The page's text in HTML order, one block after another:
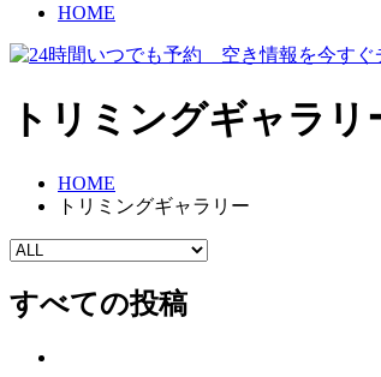
HOME
トリミングギャラリ
HOME
トリミングギャラリー
すべての投稿